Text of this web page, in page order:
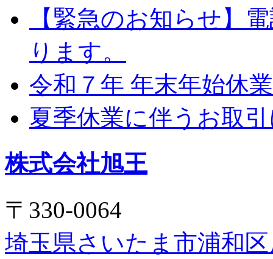
【緊急のお知らせ】
ります。
令和７年 年末年始休
夏季休業に伴うお取
株式会社旭王
〒330-0064
埼玉県さいたま市浦和